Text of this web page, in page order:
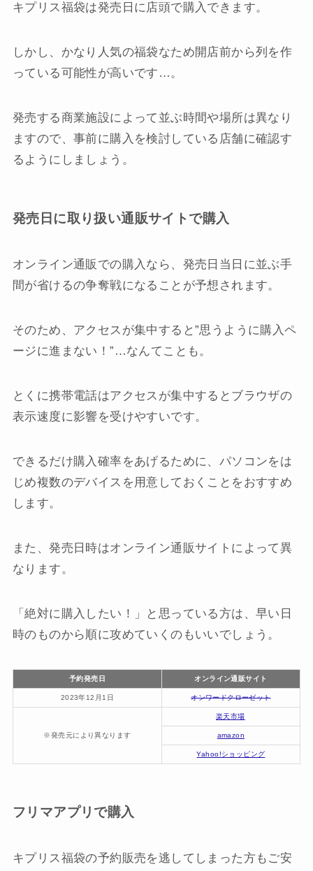
キプリス福袋は発売日に店頭で購入できます。
しかし、かなり人気の福袋なため開店前から列を作
っている可能性が高いです…。
発売する商業施設によって並ぶ時間や場所は異なり
ますので、事前に購入を検討している店舗に確認す
るようにしましょう。
発売日に取り扱い通販サイトで購入
オンライン通販での購入なら、発売日当日に並ぶ手
間が省けるの争奪戦になることが予想されます。
そのため、アクセスが集中すると”思うように購入ペ
ージに進まない！”…なんてことも。
とくに携帯電話はアクセスが集中するとブラウザの
表示速度に影響を受けやすいです。
できるだけ購入確率をあげるために、パソコンをは
じめ複数のデバイスを用意しておくことをおすすめ
します。
また、発売日時はオンライン通販サイトによって異
なります。
「絶対に購入したい！」と思っている方は、早い日
時のものから順に攻めていくのもいいでしょう。
予約発売日 オンライン通販サイト
2023年12月1日 オンワードクローゼット
※発売元により異なります
楽天市場
amazon
Yahoo!ショッピング
フリマアプリで購入
キプリス福袋の予約販売を逃してしまった方もご安